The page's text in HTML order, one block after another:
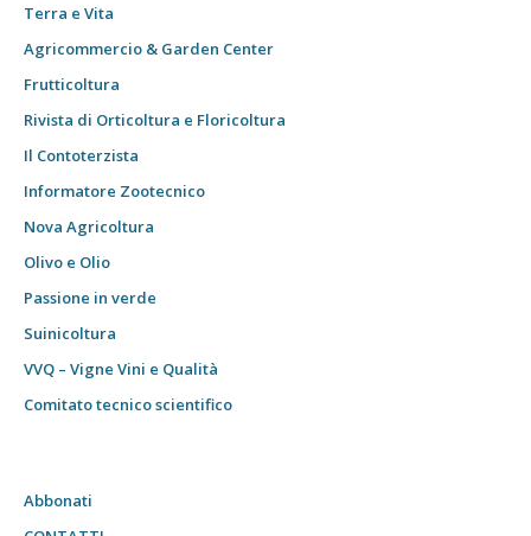
Terra e Vita
Agricommercio & Garden Center
Frutticoltura
Rivista di Orticoltura e Floricoltura
Il Contoterzista
Informatore Zootecnico
Nova Agricoltura
Olivo e Olio
Passione in verde
Suinicoltura
VVQ – Vigne Vini e Qualità
Comitato tecnico scientifico
Abbonati